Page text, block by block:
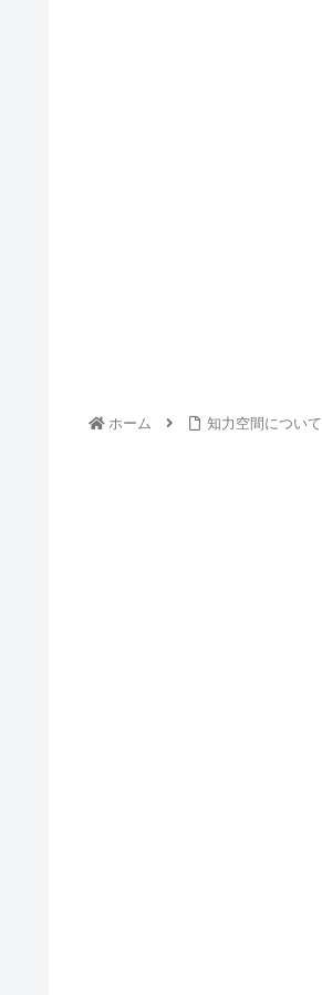
ホーム 知力空間について